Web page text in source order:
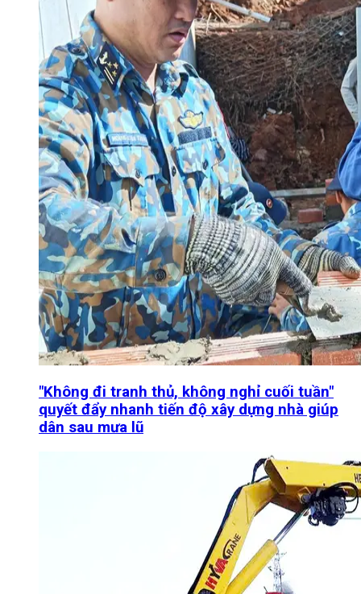
"Không đi tranh thủ, không nghỉ cuối tuần"
quyết đẩy nhanh tiến độ xây dựng nhà giúp
dân sau mưa lũ